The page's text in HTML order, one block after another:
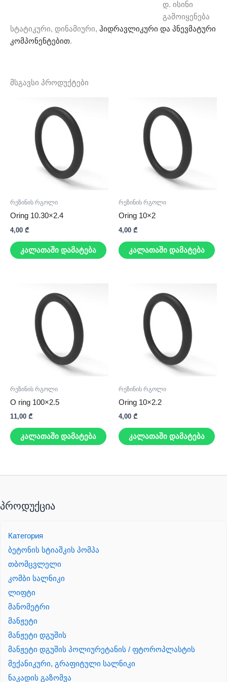
დ. ისინი
გამოიყენება
სტატიკური, დინამიური, ჰიდრავლიკური და პნევმატური
კომპონენტებით.
მსგავსი პროდუქტები
რეზინის რგოლი
Oring 10.30×2.4
4,00 ₾
კალათაში დამატება
რეზინის რგოლი
Oring 10×2
4,00 ₾
კალათაში დამატება
რეზინის რგოლი
O ring 100×2.5
11,00 ₾
კალათაში დამატება
რეზინის რგოლი
Oring 10×2.2
4,00 ₾
კალათაში დამატება
პროდუქცია
Категория
ბეტონის სტიაშკის პომპა
თბომცვლელი
კომბი სალნიკი
ლიფტი
მანომეტრი
მანჟეტი
მანჟეტი დგუშის
მანჟეტი დგუშის პოლიურეტანის / ფტოროპლასტის
მექანიკური, გრაფიტული სალნიკი
ნაკადის გაზომვა